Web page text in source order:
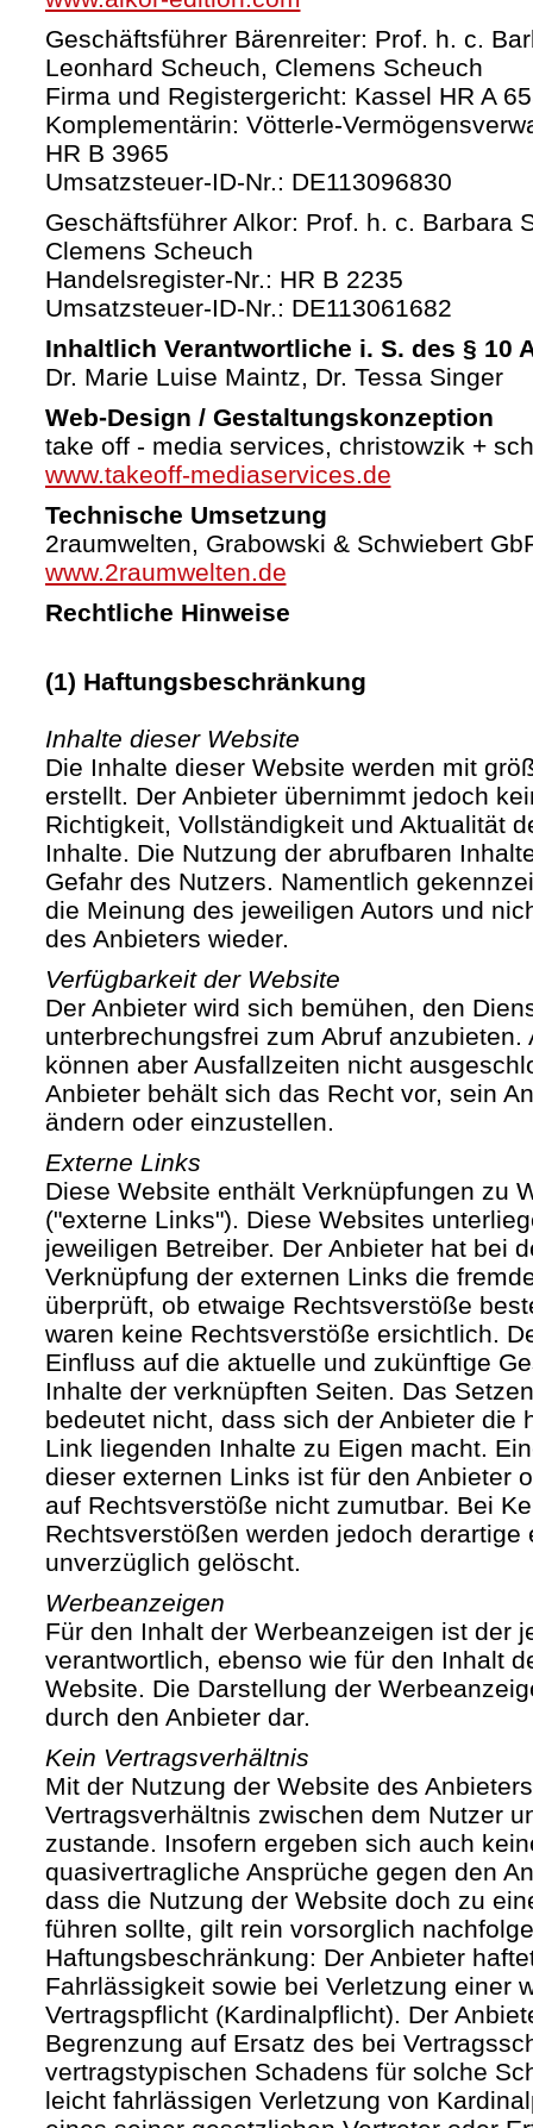
Geschäftsführer Bärenreiter: Prof. h. c.
Leonhard Scheuch, Clemens Scheuch
Firma und Registergericht: Kassel HR A
Komplementärin: Vötterle-
HR B 3965
Umsatzsteuer-ID-Nr.: DE113096830
Geschäftsführer Alkor: Prof. h. c. Barbara
Clemens Scheuch
Handelsregister-Nr.: HR B 2235
Umsatzsteuer-ID-Nr.: DE113061682
Inhaltlich Verantwortliche i. S. des § 10
Dr. Marie Luise Maintz, Dr. Tessa Singer
Web-Design / Gestaltungskonzeption
take off - media services, christowzik +
www.takeoff-mediaservices.de
Technische Umsetzung
2raumwelten, Grabowski & Schwiebert
www.2raumwelten.de
Rechtliche Hinweise
(1) Haftungsbeschränkung
Inhalte dieser Website
Die Inhalte dieser Website werden mit
erstellt. Der Anbieter übernimmt jedoch
Richtigkeit, Vollständigkeit und Aktualität
Inhalte. Die Nutzung der abrufbaren
Gefahr des Nutzers. Namentlich
die Meinung des jeweiligen Autors und
des Anbieters wieder.
Verfügbarkeit der Website
Der Anbieter wird sich bemühen, den
unterbrechungsfrei zum Abruf anzubieten.
können aber Ausfallzeiten nicht
Anbieter behält sich das Recht vor, sein
ändern oder einzustellen.
Externe Links
Diese Website enthält Verknüpfungen zu
("externe Links"). Diese Websites
jeweiligen Betreiber. Der Anbieter hat bei
Verknüpfung der externen Links die
überprüft, ob etwaige Rechtsverstöße
waren keine Rechtsverstöße ersichtlich.
Einfluss auf die aktuelle und zukünftige
Inhalte der verknüpften Seiten. Das
bedeutet nicht, dass sich der Anbieter die
Link liegenden Inhalte zu Eigen macht.
dieser externen Links ist für den Anbieter
auf Rechtsverstöße nicht zumutbar. Bei
Rechtsverstößen werden jedoch derartige
unverzüglich gelöscht.
Werbeanzeigen
Für den Inhalt der Werbeanzeigen ist der
verantwortlich, ebenso wie für den Inhalt
Website. Die Darstellung der
durch den Anbieter dar.
Kein Vertragsverhältnis
Mit der Nutzung der Website des
Vertragsverhältnis zwischen dem Nutzer
zustande. Insofern ergeben sich auch
quasivertragliche Ansprüche gegen den
dass die Nutzung der Website doch zu
führen sollte, gilt rein vorsorglich
Haftungsbeschränkung: Der Anbieter
Fahrlässigkeit sowie bei Verletzung einer
Vertragspflicht (Kardinalpflicht). Der
Begrenzung auf Ersatz des bei
vertragstypischen Schadens für solche
leicht fahrlässigen Verletzung von